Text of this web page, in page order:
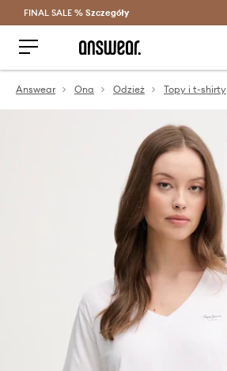
Oszczędzaj z Answear Club >
FINAL SALE % Szczegóły
Answear Ona Odzież Topy i t-shirty